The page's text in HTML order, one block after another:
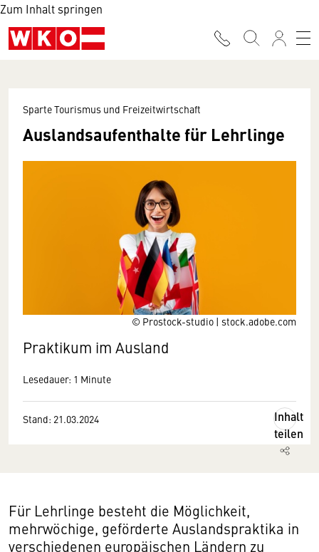
Zum Inhalt springen
© Prostock-studio | stock.adobe.com
Sparte Tourismus und Freizeitwirtschaft
Auslandsaufenthalte für Lehrlinge
Praktikum im Ausland
Lesedauer: 1 Minute
Stand: 21.03.2024
Inhalt
teilen
Für Lehrlinge besteht die Möglichkeit,
mehrwöchige, geförderte Auslandspraktika in
verschiedenen europäischen Ländern zu